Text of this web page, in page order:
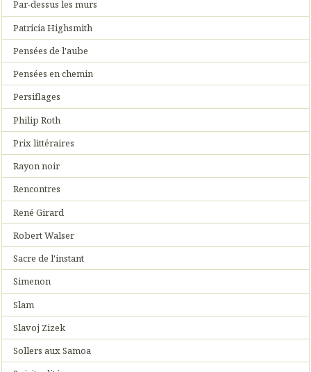
Par-dessus les murs
Patricia Highsmith
Pensées de l'aube
Pensées en chemin
Persiflages
Philip Roth
Prix littéraires
Rayon noir
Rencontres
René Girard
Robert Walser
Sacre de l'instant
Simenon
Slam
Slavoj Zizek
Sollers aux Samoa